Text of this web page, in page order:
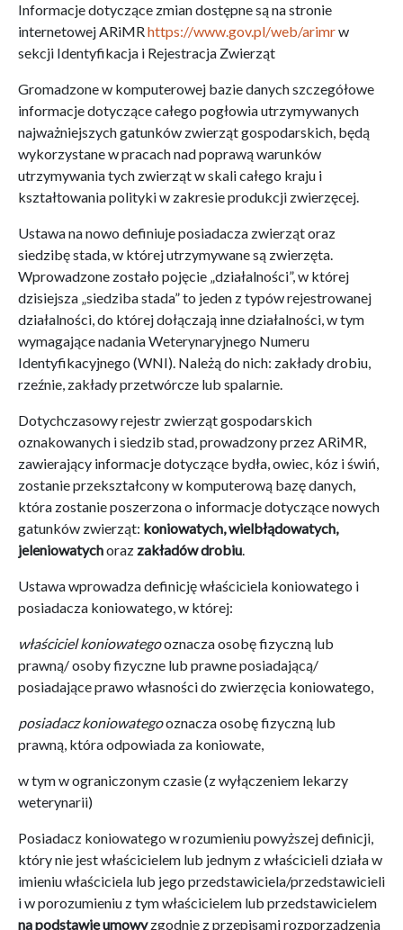
Informacje dotyczące zmian dostępne są na stronie
internetowej ARiMRhttps://www.gov.pl/web/arimrw
sekcji Identyfikacja i Rejestracja Zwierząt
Gromadzone w komputerowej bazie danych szczegółowe
informacje dotyczące całego pogłowia utrzymywanych
najważniejszych gatunków zwierząt gospodarskich, będą
wykorzystane w pracach nad poprawą warunków
utrzymywania tych zwierząt w skali całego kraju i
kształtowania polityki w zakresie produkcji zwierzęcej.
Ustawa na nowo definiuje posiadacza zwierząt oraz
siedzibę stada, w której utrzymywane są zwierzęta.
Wprowadzone zostało pojęcie „działalności”, w której
dzisiejsza „siedziba stada” to jeden z typów rejestrowanej
działalności, do której dołączają inne działalności, w tym
wymagające nadania Weterynaryjnego Numeru
Identyfikacyjnego (WNI). Należą do nich: zakłady drobiu,
rzeźnie, zakłady przetwórcze lub spalarnie.
Dotychczasowy rejestr zwierząt gospodarskich
oznakowanych i siedzib stad, prowadzony przez ARiMR,
zawierający informacje dotyczące bydła, owiec, kóz i świń,
zostanie przekształcony w komputerową bazę danych,
która zostanie poszerzona o informacje dotyczące nowych
gatunków zwierząt: koniowatych, wielbłądowatych,
jeleniowatychoraz zakładów drobiu.
Ustawa wprowadza definicję właściciela koniowatego i
posiadacza koniowatego, w której:
właściciel koniowategooznacza osobę fizyczną lub
prawną/ osoby fizyczne lub prawne posiadającą/
posiadające prawo własności do zwierzęcia koniowatego,
posiadacz koniowategooznacza osobę fizyczną lub
prawną, która odpowiada za koniowate,
w tym w ograniczonym czasie (z wyłączeniem lekarzy
weterynarii)
Posiadacz koniowatego w rozumieniu powyższej definicji,
który nie jest właścicielem lub jednym z właścicieli działa w
imieniu właściciela lub jego przedstawiciela/przedstawicieli
i w porozumieniu z tym właścicielem lub przedstawicielem
na podstawie umowyzgodnie z przepisami rozporządzenia